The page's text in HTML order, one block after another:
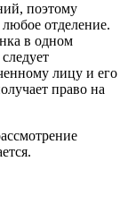
поэтому
отделение.
в одном
лицу и его
право на